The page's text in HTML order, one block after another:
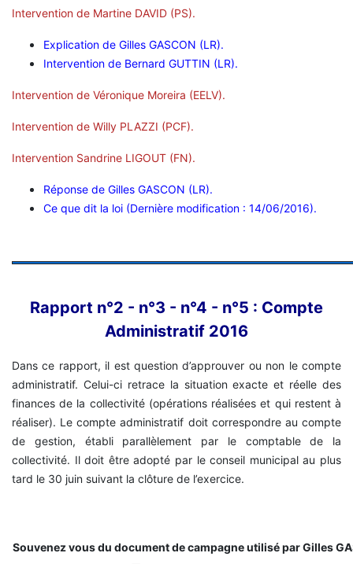
Intervention de Martine DAVID (PS).
Explication de Gilles GASCON (LR).
Intervention de Bernard GUTTIN (LR).
Intervention de Véronique Moreira (EELV).
Intervention de Willy PLAZZI (PCF).
Intervention Sandrine LIGOUT (FN).
Réponse de Gilles GASCON (LR).
Ce que dit la loi (Dernière modification : 14/06/2016).
Rapport n°2 - n°3 - n°4 - n°5 : Compte
Administratif 2016
Dans ce rapport, il est question d’approuver ou non le compte
administratif. Celui-ci retrace la situation exacte et réelle des
finances de la collectivité (opérations réalisées et qui restent à
réaliser). Le compte administratif doit correspondre au compte
de gestion, établi parallèlement par le comptable de la
collectivité. Il doit être adopté par le conseil municipal au plus
tard le 30 juin suivant la clôture de l’exercice.
Souvenez vous du document de campagne utilisé par Gilles